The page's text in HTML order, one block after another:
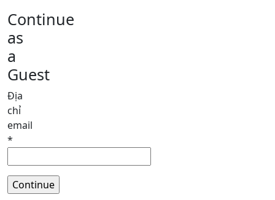
Continue
as
a
Guest
Địa
chỉ
email
*